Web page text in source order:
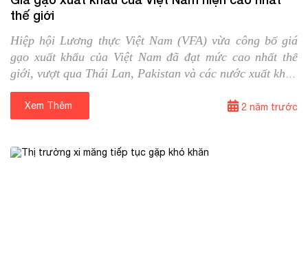
thế giới
Hiệp hội Lương thực Việt Nam (VFA) vừa công bố giá
gạo xuất khẩu của Việt Nam đã đạt mức cao nhất thế
giới, vượt qua Thái Lan, Pakistan và các nước xuất khẩu
lớn khác.
Xem Thêm 2 năm trước